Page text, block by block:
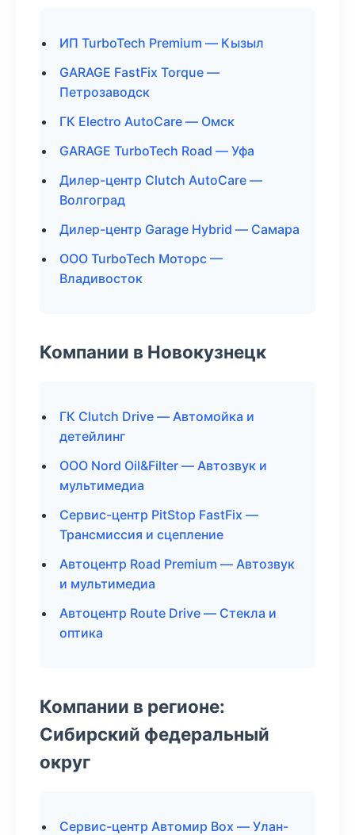
ИП TurboTech Premium — Кызыл
GARAGE FastFix Torque —
Петрозаводск
ГК Electro AutoCare — Омск
GARAGE TurboTech Road — Уфа
Дилер-центр Clutch AutoCare —
Волгоград
Дилер-центр Garage Hybrid — Самара
ООО TurboTech Моторс —
Владивосток
Компании в Новокузнецк
ГК Clutch Drive — Автомойка и
детейлинг
ООО Nord Oil&Filter — Автозвук и
мультимедиа
Сервис-центр PitStop FastFix —
Трансмиссия и сцепление
Автоцентр Road Premium — Автозвук
и мультимедиа
Автоцентр Route Drive — Стекла и
оптика
Компании в регионе:
Сибирский федеральный
округ
Сервис-центр Автомир Box — Улан-